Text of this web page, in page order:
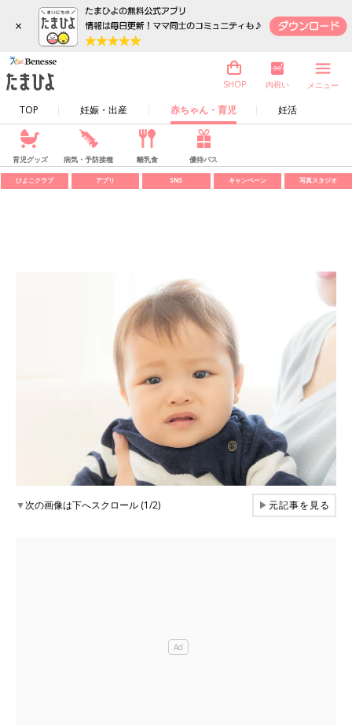
×
TOP 妊娠・出産 赤ちゃん・育児 妊活
SHOP 内祝い メニュー
育児グッズ 病気・予防接種 離乳食 優待パス
ひよこクラブ アプリ SNS キャンペーン 写真スタジオ
▼次の画像は下へスクロール (1/2) ▶元記事を見る